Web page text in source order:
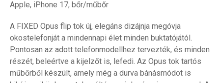
Apple, iPhone 17, bőr/műbőr
A FIXED Opus flip tok új, elegáns dizájnja megóvja
okostelefonját a mindennapi élet minden buktatójától.
Pontosan az adott telefonmodellhez tervezték, és minden
részét, beleértve a kijelzőt is, lefedi. Az Opus tok tartós
műbőrből készült, amely még a durva bánásmódot is